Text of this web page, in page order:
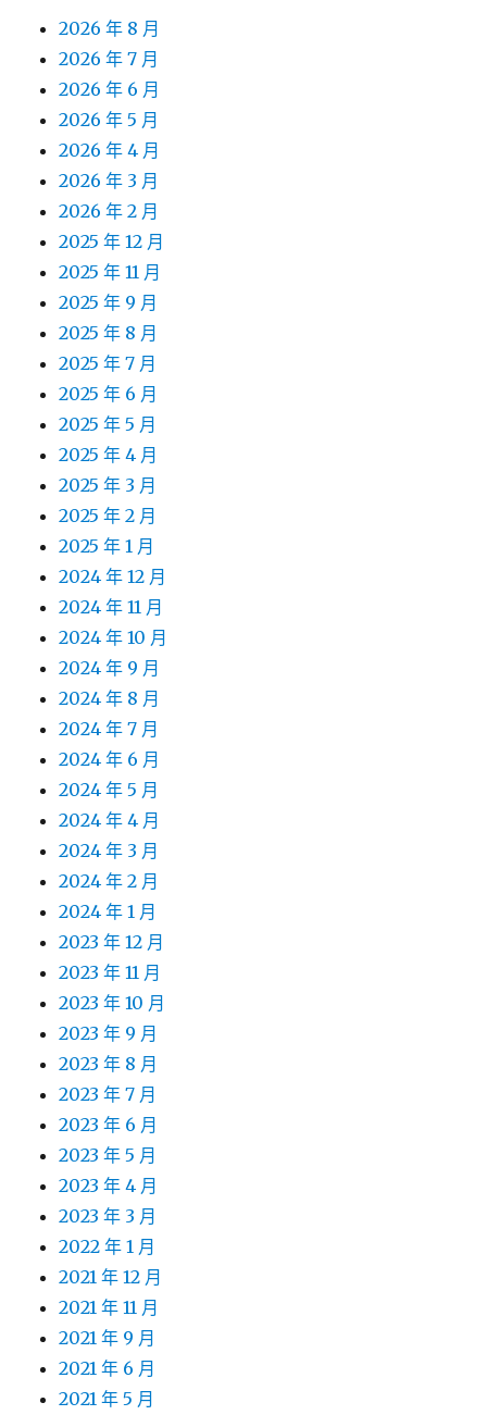
2026 年 8 月
2026 年 7 月
2026 年 6 月
2026 年 5 月
2026 年 4 月
2026 年 3 月
2026 年 2 月
2025 年 12 月
2025 年 11 月
2025 年 9 月
2025 年 8 月
2025 年 7 月
2025 年 6 月
2025 年 5 月
2025 年 4 月
2025 年 3 月
2025 年 2 月
2025 年 1 月
2024 年 12 月
2024 年 11 月
2024 年 10 月
2024 年 9 月
2024 年 8 月
2024 年 7 月
2024 年 6 月
2024 年 5 月
2024 年 4 月
2024 年 3 月
2024 年 2 月
2024 年 1 月
2023 年 12 月
2023 年 11 月
2023 年 10 月
2023 年 9 月
2023 年 8 月
2023 年 7 月
2023 年 6 月
2023 年 5 月
2023 年 4 月
2023 年 3 月
2022 年 1 月
2021 年 12 月
2021 年 11 月
2021 年 9 月
2021 年 6 月
2021 年 5 月